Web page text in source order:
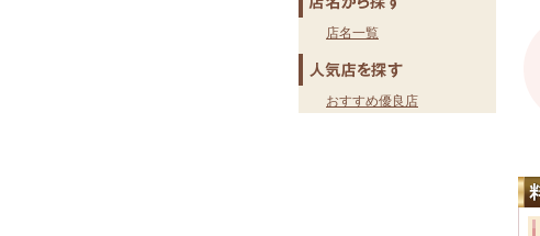
店名一覧
おすすめ優良店